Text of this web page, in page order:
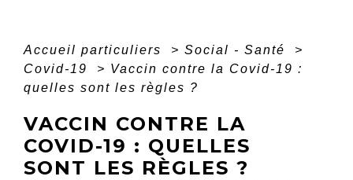
Accueil particuliers > Social - Santé
>
Covid-19
> Vaccin contre la Covid-19 :
quelles sont les règles ?
VACCIN CONTRE LA
COVID-19 : QUELLES
SONT LES RÈGLES ?